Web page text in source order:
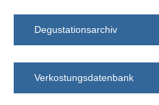
Degustationsarchiv
Verkostungsdatenbank